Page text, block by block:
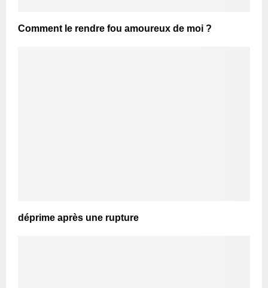
Comment le rendre fou amoureux de moi ?
déprime après une rupture